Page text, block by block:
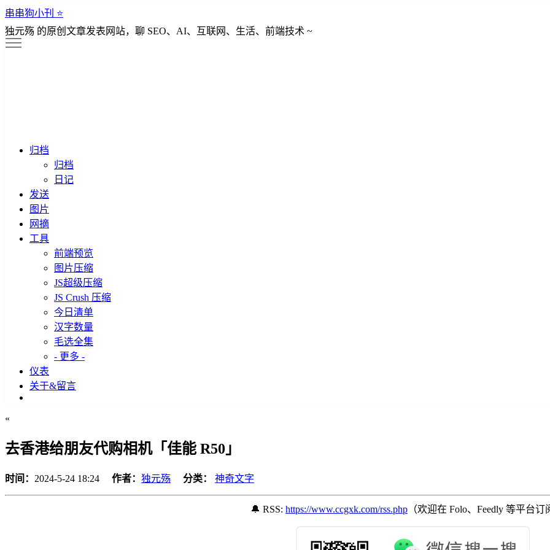
串串狗小刊 ⭐️
独元殇 的原创文章发表网站，聊 SEO、AI、互联网、生活、前端技术 ~
归档
归档
日记
发送
图片
网摘
工具
前端预览
图片压缩
JS超级压缩
JS Crush 压缩
今日清单
汉字数量
毛选全集
- 更多 -
仪表
关于&留言
«
去香港给朋友代购相机「佳能 R50」
时间： 2024-5-24 18:24 作者： 独元殇 分类： 神奇文字
🔔 RSS: https://www.ccgxk.com/rss.php （欢迎在 Folo、Feedly 等平台